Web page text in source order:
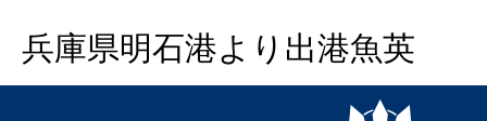
兵庫県明石港より出港魚英